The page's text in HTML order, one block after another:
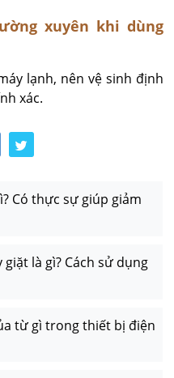
xuyên khi dùng
lạnh, nên vệ sinh định
xác.
Có thực sự giúp giảm
giặt là gì? Cách sử dụng
từ gì trong thiết bị điện